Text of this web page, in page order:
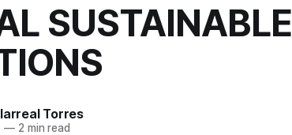
SUSTAINABLE
Torres
—2 min read